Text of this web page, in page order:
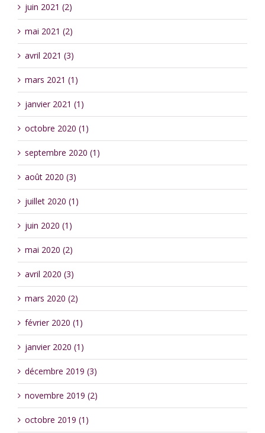
juin 2021 (2)
mai 2021 (2)
avril 2021 (3)
mars 2021 (1)
janvier 2021 (1)
octobre 2020 (1)
septembre 2020 (1)
août 2020 (3)
juillet 2020 (1)
juin 2020 (1)
mai 2020 (2)
avril 2020 (3)
mars 2020 (2)
février 2020 (1)
janvier 2020 (1)
décembre 2019 (3)
novembre 2019 (2)
octobre 2019 (1)